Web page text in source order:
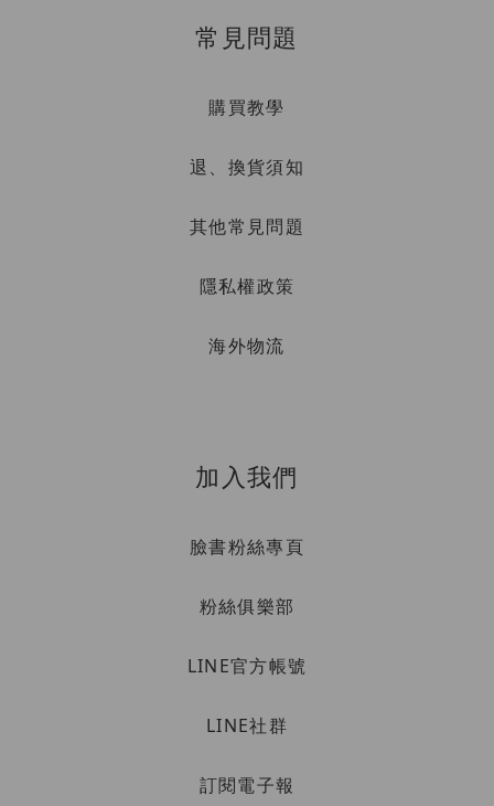
常見問題
購買教學
退、換貨須知
其他常見問題
隱私權政策
海外物流
加入我們
臉書粉絲專頁
粉絲俱樂部
LINE官方帳號
LINE社群
訂閱電子報